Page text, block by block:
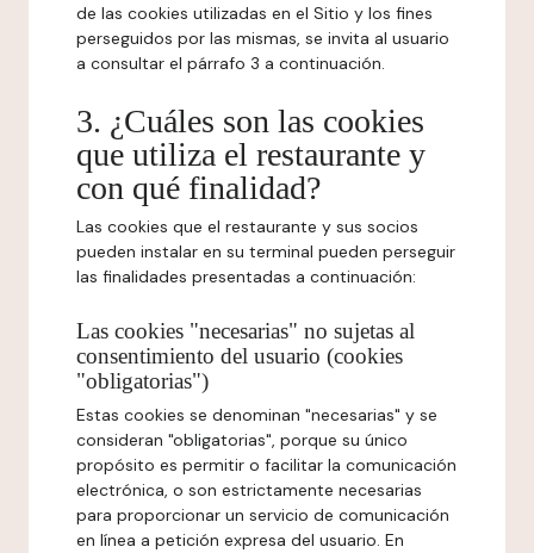
de las cookies utilizadas en el Sitio y los fines
perseguidos por las mismas, se invita al usuario
a consultar el párrafo 3 a continuación.
3. ¿Cuáles son las cookies
que utiliza el restaurante y
con qué finalidad?
Las cookies que el restaurante y sus socios
pueden instalar en su terminal pueden perseguir
las finalidades presentadas a continuación:
Las cookies "necesarias" no sujetas al
consentimiento del usuario (cookies
"obligatorias")
Estas cookies se denominan "necesarias" y se
consideran "obligatorias", porque su único
propósito es permitir o facilitar la comunicación
electrónica, o son estrictamente necesarias
para proporcionar un servicio de comunicación
en línea a petición expresa del usuario. En